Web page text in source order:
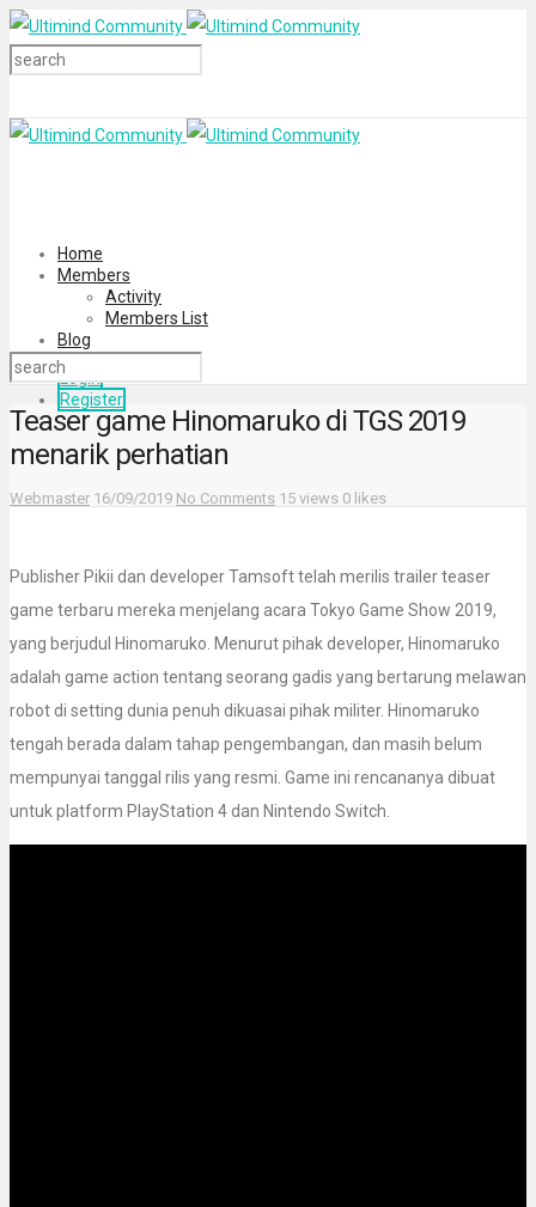
Home
Members
Activity
Members List
Blog
Login
Register
Teaser game Hinomaruko di TGS 2019
menarik perhatian
Webmaster 16/09/2019 No Comments 15 views 0 likes
Publisher Pikii dan developer Tamsoft telah merilis trailer teaser
game terbaru mereka menjelang acara Tokyo Game Show 2019,
yang berjudul Hinomaruko. Menurut pihak developer, Hinomaruko
adalah game action tentang seorang gadis yang bertarung melawan
robot di setting dunia penuh dikuasai pihak militer. Hinomaruko
tengah berada dalam tahap pengembangan, dan masih belum
mempunyai tanggal rilis yang resmi. Game ini rencananya dibuat
untuk platform PlayStation 4 dan Nintendo Switch.